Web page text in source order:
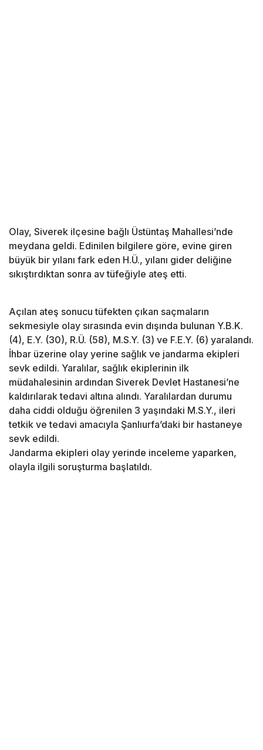
Olay, Siverek ilçesine bağlı Üstüntaş Mahallesi’nde
meydana geldi. Edinilen bilgilere göre, evine giren
büyük bir yılanı fark eden H.Ü., yılanı gider deliğine
sıkıştırdıktan sonra av tüfeğiyle ateş etti.
Açılan ateş sonucu tüfekten çıkan saçmaların
sekmesiyle olay sırasında evin dışında bulunan Y.B.K.
(4), E.Y. (30), R.Ü. (58), M.S.Y. (3) ve F.E.Y. (6) yaralandı.
İhbar üzerine olay yerine sağlık ve jandarma ekipleri
sevk edildi. Yaralılar, sağlık ekiplerinin ilk
müdahalesinin ardından Siverek Devlet Hastanesi’ne
kaldırılarak tedavi altına alındı. Yaralılardan durumu
daha ciddi olduğu öğrenilen 3 yaşındaki M.S.Y., ileri
tetkik ve tedavi amacıyla Şanlıurfa’daki bir hastaneye
sevk edildi.
Jandarma ekipleri olay yerinde inceleme yaparken,
olayla ilgili soruşturma başlatıldı.